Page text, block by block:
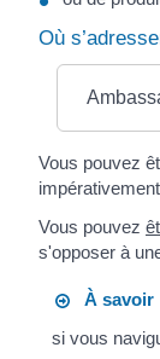
Où
Vous pouvez
Vous pouvez
s'opposer à
À savoir
si vous